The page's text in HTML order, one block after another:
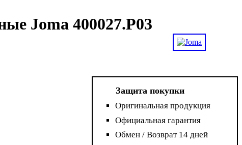
Joma 400027.P03
Защита покупки
Оригинальная продукция
Официальная гарантия
Обмен / Возврат 14 дней